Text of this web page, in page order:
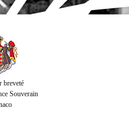
breveté
Souverain